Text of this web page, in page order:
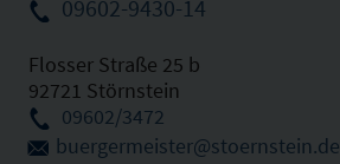
09602-9430-14
Flosser Straße 25 b
92721 Störnstein
09602/3472
buergermeister@stoernstein.de